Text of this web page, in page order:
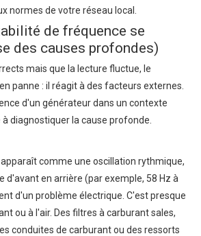
normes de votre réseau local.
de fréquence se
des causes profondes)
mais que la lecture fluctue, le
panne : il réagit à des facteurs externes.
d'un générateurdans un contexte
diagnostiquer la cause profonde.
apparaît comme une oscillation rythmique,
d'avant en arrière (par exemple, 58 Hz à
d'un problème électrique. C'est presque
ou à l'air. Des filtres à carburant sales,
conduites de carburant ou des ressorts